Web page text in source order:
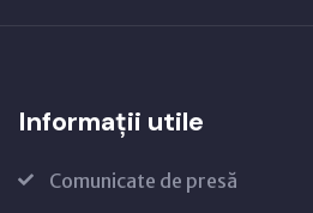
Informații utile
Comunicate de presă